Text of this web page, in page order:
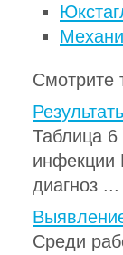
Смотрите
Таблица 6
инфекции
диагноз ...
Среди